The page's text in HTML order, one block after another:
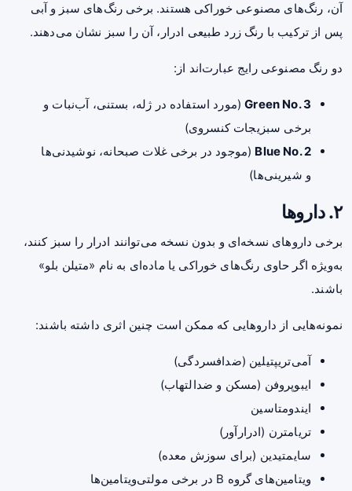
آن، رنگ‌های مصنوعی خوراکی هستند. برخی رنگ‌های سبز و آبی
پس از ترکیب با رنگ زرد طبیعی ادرار، آن را سبز نشان می‌دهند.
دو رنگ مصنوعی رایج عبارت‌اند از:
Green No. 3(مورد استفاده در ژله، بستنی، آب‌نبات و
برخی سبزیجات کنسروی)
Blue No. 2 (موجود در برخی غلات صبحانه، نوشیدنی‌ها
و شیرینی‌ها)
۲. داروها
برخی داروهای نسخه‌ای و بدون نسخه می‌توانند ادرار را سبز کنند،
به‌ویژه اگر حاوی رنگ‌های خوراکی یا ماده‌ای به نام «متیلن بلو»
باشند.
نمونه‌هایی از داروهایی که ممکن است چنین اثری داشته باشند:
آمی‌تریپتیلین (ضدافسردگی)
ایبوپروفن (مسکن و ضدالتهاب)
ایندومتاسین
تریامترن (ادرارآور)
سایمتیدین (برای سوزش معده)
ویتامین‌های گروه B در برخی مولتی‌ویتامین‌ها